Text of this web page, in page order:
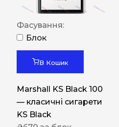
Фасування:
Блок
В Кошик
Marshall KS Black 100
— класичні сигарети
KS Black